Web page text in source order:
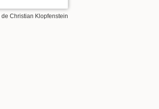
de Christian Klopfenstein